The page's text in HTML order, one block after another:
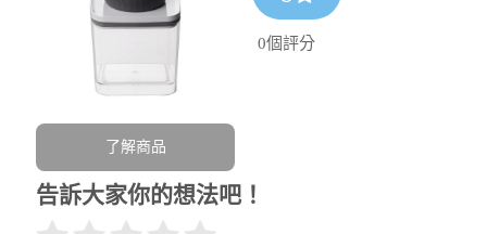
0個評分
了解商品
告訴大家你的想法吧！